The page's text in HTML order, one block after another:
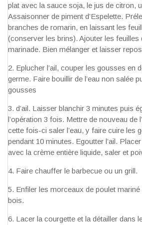
plat avec la sauce soja, le jus de citron,
Assaisonner de piment d’Espelette.
branches de romarin, en laissant les
(conserver les brins). Ajouter les feuilles
marinade. Bien mélanger et laisser
Eplucher l’ail, couper les gousses en
germe. Faire bouillir de l’eau non salée
gousses
d’ail. Laisser blanchir 3 minutes puis
l’opération 3 fois. Mettre de nouveau de
cette fois-ci saler l’eau, y faire cuire les
pendant 10 minutes. Egoutter l’ail.
avec la crème entière liquide, saler et
Faire chauffer le barbecue ou un grill.
Enfiler les morceaux de poulet
bois.
Lacer la courgette et la détailler dans